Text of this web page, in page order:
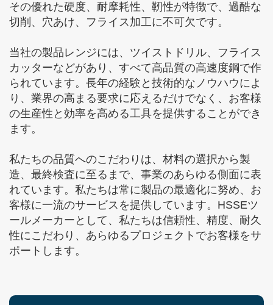
その優れた硬度、耐摩耗性、靭性が特徴で、過酷な
切削、穴あけ、フライス加工に不可欠です。
当社の製品レンジには、ツイストドリル、フライス
カッターなどがあり、すべて高品質の高速度鋼で作
られています。長年の経験と技術的なノウハウによ
り、業界の高まる要求に応えるだけでなく、お客様
の生産性と効率を高める工具を提供することができ
ます。
私たちの品質へのこだわりは、材料の選択から製
造、最終検査に至るまで、事業のあらゆる側面に表
れています。私たちは常に製品の最適化に努め、お
客様に一流のサービスを提供しています。HSSEツ
ールメーカーとして、私たちは信頼性、精度、耐久
性にこだわり、あらゆるプロジェクトでお客様をサ
ポートします。